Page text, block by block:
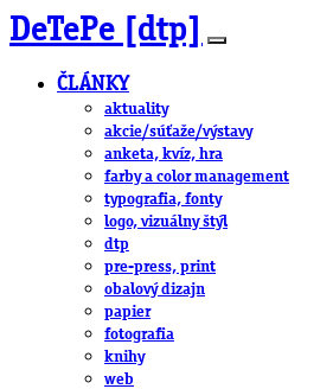
DeTePe [dtp]
ČLÁNKY
aktuality
akcie/súťaže/výstavy
anketa, kvíz, hra
farby a color management
typografia, fonty
logo, vizuálny štýl
dtp
pre-press, print
obalový dizajn
papier
fotografia
knihy
web